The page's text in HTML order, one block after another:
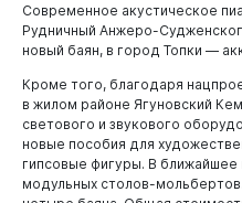
Современное акустическое
Рудничный Анжеро-
новый баян, в город Топки —
Кроме того, благодаря
в жилом районе Ягуновский
светового и звукового
новые пособия для
гипсовые фигуры. В
модульных столов-